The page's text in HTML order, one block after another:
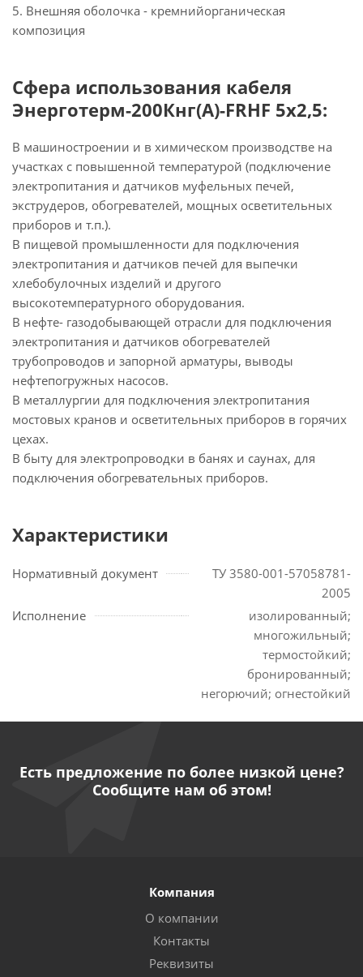
5. Внешняя оболочка - кремнийорганическая
композиция
Сфера использования кабеля
Энерготерм-200Кнг(А)-FRHF 5х2,5:
В машиностроении и в химическом производстве на
участках с повышенной температурой (подключение
электропитания и датчиков муфельных печей,
экструдеров, обогревателей, мощных осветительных
приборов и т.п.).
В пищевой промышленности для подключения
электропитания и датчиков печей для выпечки
хлебобулочных изделий и другого
высокотемпературного оборудования.
В нефте- газодобывающей отрасли для подключения
электропитания и датчиков обогревателей
трубопроводов и запорной арматуры, выводы
нефтепогружных насосов.
В металлургии для подключения электропитания
мостовых кранов и осветительных приборов в горячих
цехах.
В быту для электропроводки в банях и саунах, для
подключения обогревательных приборов.
Характеристики
Нормативный документ
ТУ 3580-001-57058781-
2005
Исполнение
изолированный;
многожильный;
термостойкий;
бронированный;
негорючий; огнестойкий
Есть предложение по более низкой цене?
Сообщите нам об этом!
Компания
О компании
Контакты
Реквизиты